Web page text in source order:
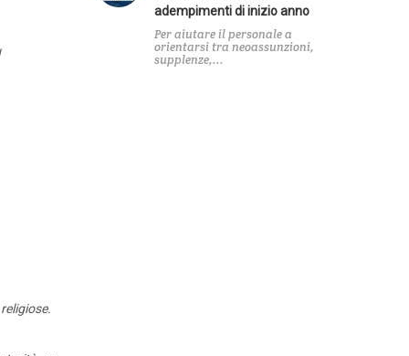
adempimenti di inizio anno
Per aiutare il personale a
orientarsi tra neoassunzioni,
supplenze,...